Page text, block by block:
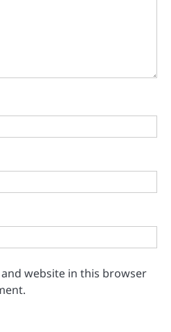
and website in this browser